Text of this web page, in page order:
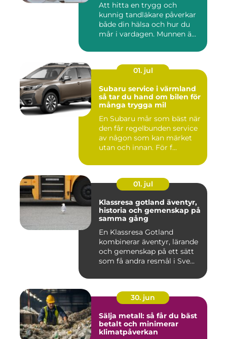
Att hitta en trygg och
kunnig tandläkare påverkar
både din hälsa och hur du
mår i vardagen. Munnen ä...
01. jul
Subaru service i värmland
så tar du hand om bilen för
många trygga mil
En Subaru mår som bäst när
den får regelbunden service
av någon som kan märket
utan och innan. För f...
01. jul
Klassresa gotland äventyr,
historia och gemenskap på
samma gång
En Klassresa Gotland
kombinerar äventyr, lärande
och gemenskap på ett sätt
som få andra resmål i Sve...
30. jun
Sälja metall: så får du bäst
betalt och minimerar
klimatpåverkan